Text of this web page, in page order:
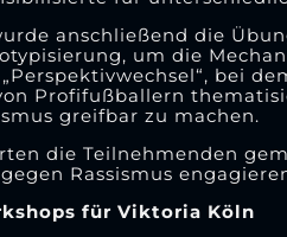
anschließend die
um die
bei
Profifußballern
greifbar zu machen.
die Teilnehmenden
Rassismus
für Viktoria Köln